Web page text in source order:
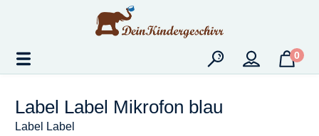
Zum Hauptinhalt springen
0
Label Label Mikrofon blau
Label Label